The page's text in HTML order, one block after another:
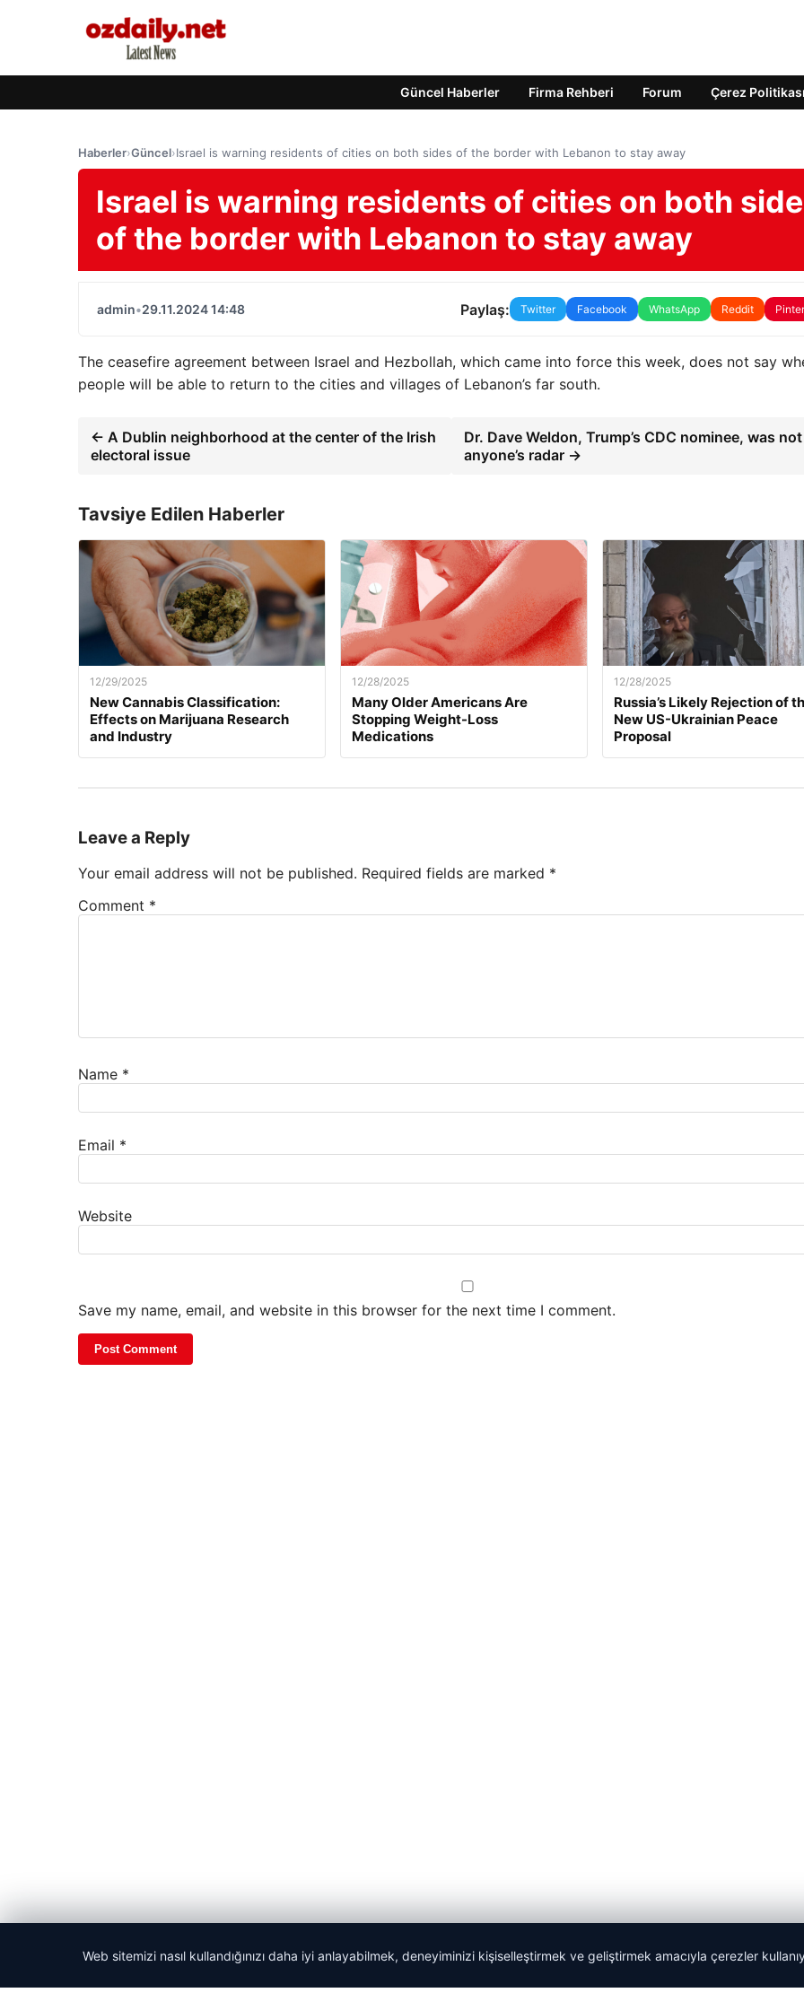
Güncel Haberler Firma Rehberi Forum Çerez Politikası
Haberler›Güncel›Israel is warning residents of cities on both sides of the border with Lebanon to stay away
Israel is warning residents of cities on both
of the border with Lebanon to stay away
admin•29.11.2024 14:48 Paylaş: Twitter Facebook WhatsApp Reddit
The ceasefire agreement between Israel and Hezbollah, which came into force this week, does not say
people will be able to return to the cities and villages of Lebanon’s far south.
← A Dublin neighborhood at the center of the Irish
electoral issue
Dr. Dave Weldon, Trump’s CDC nominee, was
anyone’s radar →
Tavsiye Edilen Haberler
12/29/2025
New Cannabis Classification:
Effects on Marijuana Research
and Industry
12/28/2025
Many Older Americans Are
Stopping Weight-Loss
Medications
12/28/2025
Russia’s Likely Rejection of
New US-Ukrainian Peace
Proposal
Leave a Reply
Your email address will not be published. Required fields are marked *
Comment *
Name *
Email *
Website
Save my name, email, and website in this browser for the next time I comment.
Web sitemizi nasıl kullandığınızı daha iyi anlayabilmek, deneyiminizi kişiselleştirmek ve geliştirmek amacıyla çerezler